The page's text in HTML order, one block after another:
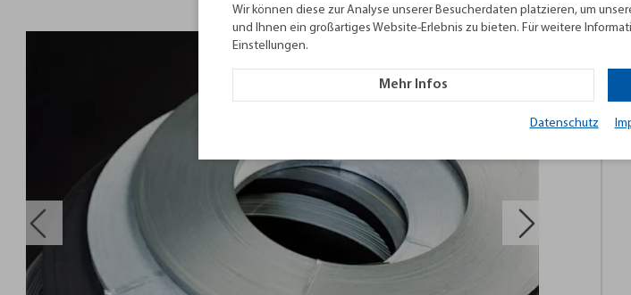
Wir können diese zur Analyse unserer Besucherdaten platzieren, um
und Ihnen ein großartiges Website-Erlebnis zu bieten. Für weitere
Einstellungen.
Mehr Infos
Datenschutz